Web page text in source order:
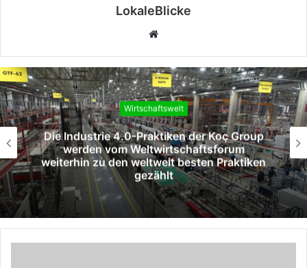
LokaleBlicke
Webseite
Wirtschaftswelt
Die Industrie 4.0-Praktiken der Koç Group
werden vom Weltwirtschaftsforum
weiterhin zu den weltweit besten Praktiken
gezählt